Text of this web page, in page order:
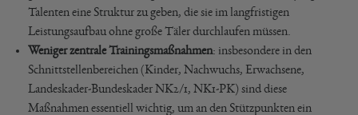
Talenten eine Struktur zu geben, die sie im langfristigen
Leistungsaufbau ohne große Täler durchlaufen müssen.
Weniger zentrale Trainingsmaßnahmen: insbesondere in den
Schnittstellenbereichen (Kinder, Nachwuchs, Erwachsene,
Landeskader-Bundeskader NK2/1, NK1-PK) sind diese
Maßnahmen essentiell wichtig, um an den Stützpunkten ein